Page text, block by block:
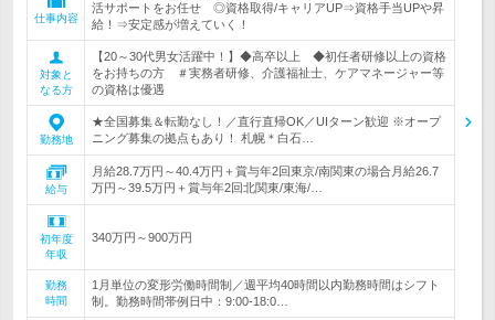
仕事内容
活サポートをお任せ ◎資格取得/キャリアUP⇒資格手当UPや昇
給！⇒安定感が増えていく！
対象と
なる方
【20～30代男女活躍中！】◆高卒以上 ◆初任者研修以上の資格
をお持ちの方 ＃実務者研修、介護福祉士、ケアマネージャー等
の資格は優遇
勤務地
★全国募集＆転勤なし！／直行直帰OK／UIターン歓迎 ※オープ
ニング募集の拠点もあり！ 札幌＊白石…
給与
月給28.7万円～40.4万円＋賞与年2回東京/南関東の場合月給26.7
万円～39.5万円＋賞与年2回北関東/東海/…
初年度
年収
340万円～900万円
勤務
時間
1月単位の変形労働時間制／週平均40時間以内勤務時間はシフト
制。勤務時間帯例日中：9:00-18:0…